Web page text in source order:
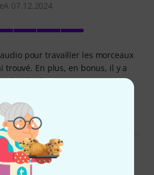
07.12.2024
pour travailler les morceaux
trouvé. En plus, en bonus, il y a
de plus.
L'ÉVALUATION
les évaluations